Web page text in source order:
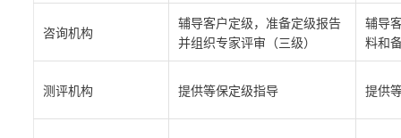
咨询机构
辅导客户定级，准备定级报告
并组织专家评审（三级）
辅导
料和
测评机构 提供等保定级指导 提供